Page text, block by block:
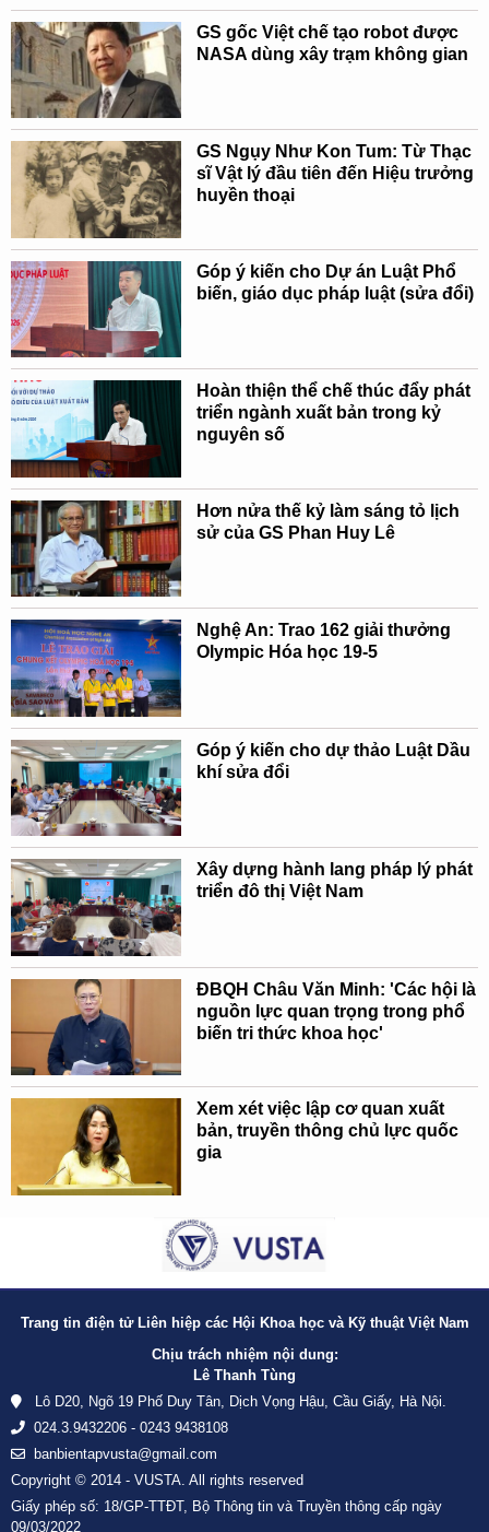
GS gốc Việt chế tạo robot được
NASA dùng xây trạm không gian
GS Ngụy Như Kon Tum: Từ Thạc
sĩ Vật lý đầu tiên đến Hiệu trưởng
huyền thoại
Góp ý kiến cho Dự án Luật Phổ
biến, giáo dục pháp luật (sửa đổi)
Hoàn thiện thể chế thúc đẩy phát
triển ngành xuất bản trong kỷ
nguyên số
Hơn nửa thế kỷ làm sáng tỏ lịch
sử của GS Phan Huy Lê
Nghệ An: Trao 162 giải thưởng
Olympic Hóa học 19-5
Góp ý kiến cho dự thảo Luật Dầu
khí sửa đổi
Xây dựng hành lang pháp lý phát
triển đô thị Việt Nam
ĐBQH Châu Văn Minh: 'Các hội là
nguồn lực quan trọng trong phổ
biến tri thức khoa học'
Xem xét việc lập cơ quan xuất
bản, truyền thông chủ lực quốc
gia
Trang tin điện tử Liên hiệp các Hội Khoa học và Kỹ thuật Việt Nam
Chịu trách nhiệm nội dung:
Lê Thanh Tùng
Lô D20, Ngõ 19 Phố Duy Tân, Dịch Vọng Hậu, Cầu Giấy, Hà Nội.
024.3.9432206 - 0243 9438108
banbientapvusta@gmail.com
Copyright © 2014 - VUSTA. All rights reserved
Giấy phép số: 18/GP-TTĐT, Bộ Thông tin và Truyền thông cấp ngày
09/03/2022